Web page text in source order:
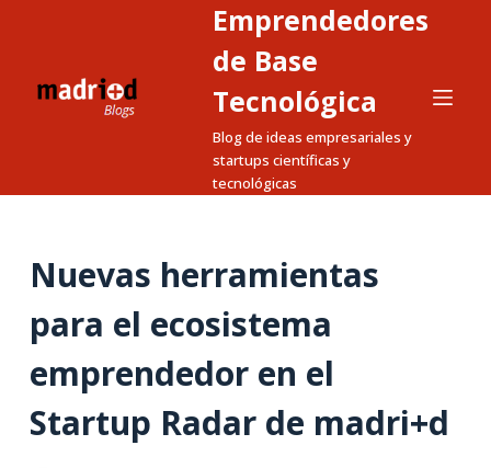
a
e
Emprendedores
de Base
Tecnológica
Blog de ideas empresariales y
startups científicas y
tecnológicas
Nuevas herramientas
para el ecosistema
emprendedor en el
Startup Radar de madri+d